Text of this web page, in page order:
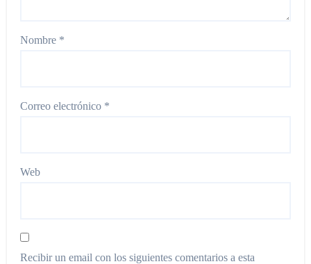
Nombre *
Correo electrónico *
Web
Recibir un email con los siguientes comentarios a esta